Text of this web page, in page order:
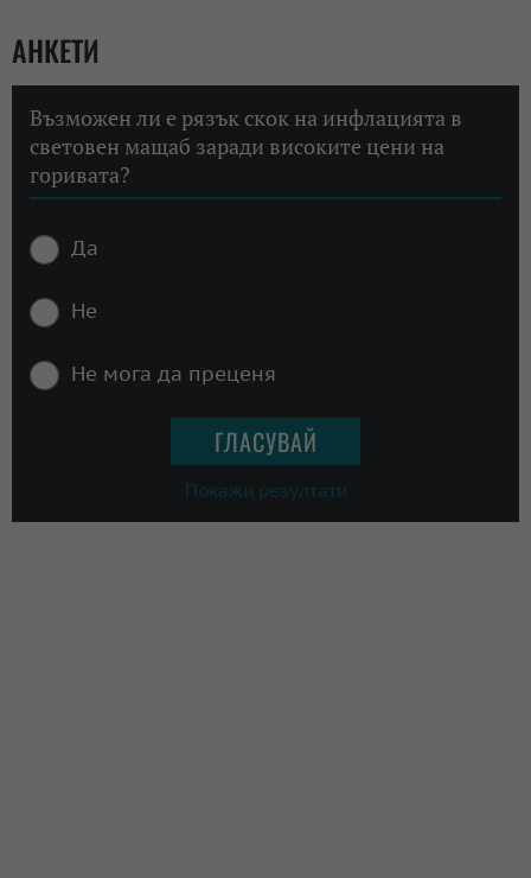
АНКЕТИ
Възможен ли е рязък скок на инфлацията в
световен мащаб заради високите цени на
горивата?
Да
Не
Не мога да преценя
Покажи резултати